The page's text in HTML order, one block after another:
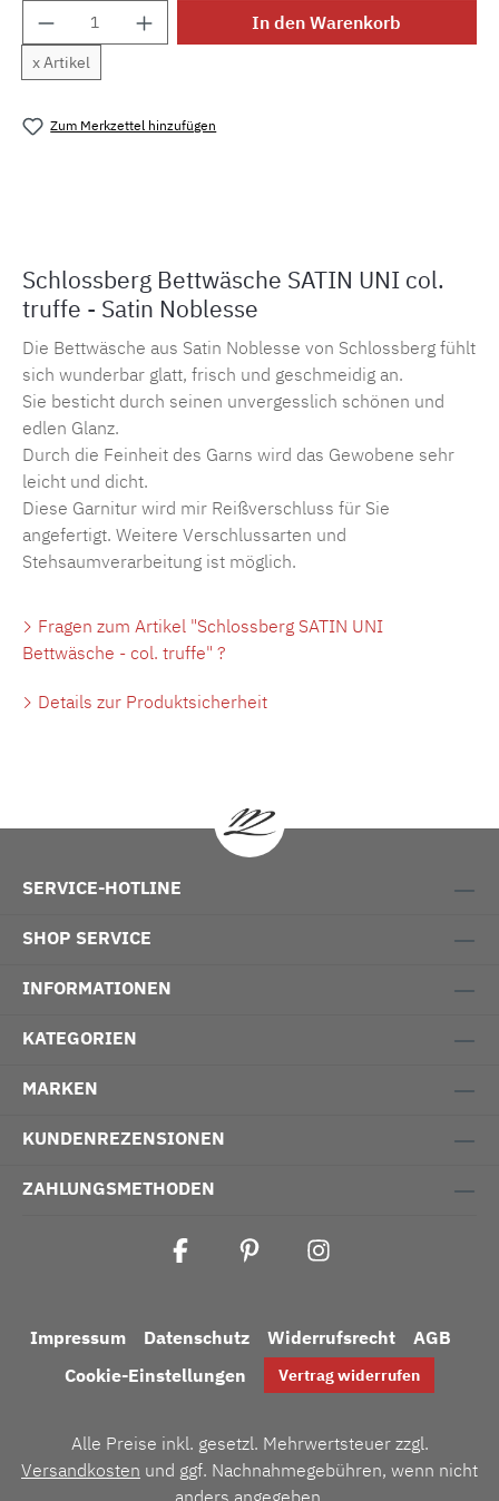
Produkt Anzahl: Gib den gewünschten
x Artikel
In den Warenkorb
Zum Merkzettel hinzufügen
Schlossberg Bettwäsche SATIN UNI col.
truffe - Satin Noblesse
Die Bettwäsche aus Satin Noblesse von Schlossberg fühlt
sich wunderbar glatt, frisch und geschmeidig an.
Sie besticht durch seinen unvergesslich schönen und
edlen Glanz.
Durch die Feinheit des Garns wird das Gewobene sehr
leicht und dicht.
Diese Garnitur wird mir Reißverschluss für Sie
angefertigt. Weitere Verschlussarten und
Stehsaumverarbeitung ist möglich.
Fragen zum Artikel "Schlossberg SATIN UNI
Bettwäsche - col. truffe" ?
Details zur Produktsicherheit
SERVICE-HOTLINE
SHOP SERVICE
INFORMATIONEN
KATEGORIEN
MARKEN
KUNDENREZENSIONEN
ZAHLUNGSMETHODEN
Impressum Datenschutz Widerrufsrecht
AGB
Cookie-Einstellungen
Vertrag widerrufen
Alle Preise inkl. gesetzl. Mehrwertsteuer zzgl.
Versandkosten und ggf. Nachnahmegebühren, wenn nicht